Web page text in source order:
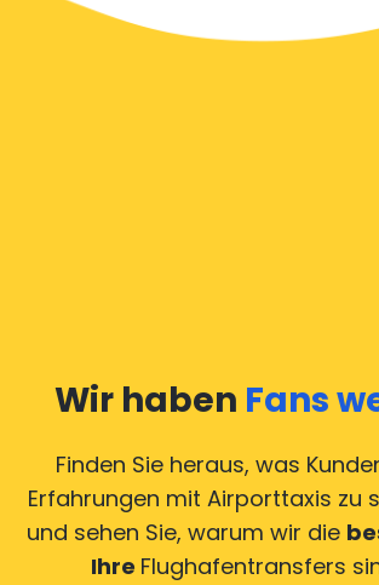
Wir haben Fans
Finden Sie heraus, was
Erfahrungen mit Airporttaxis zu
und sehen Sie, warum wir die
Ihre Flughafentransfers